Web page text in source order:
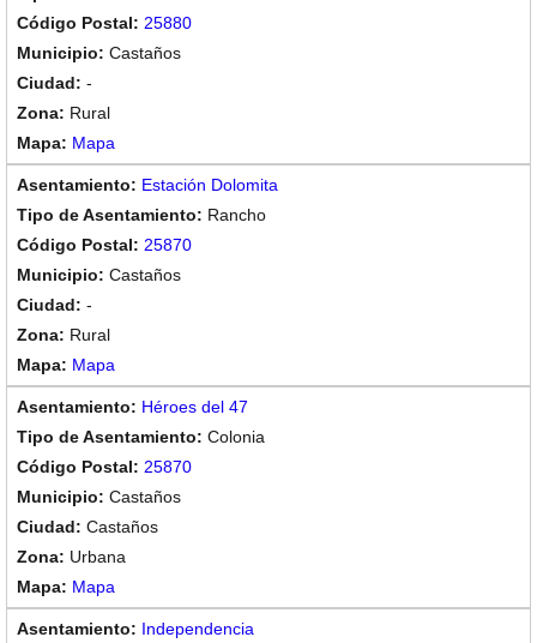
25880
Castaños
-
Rural
Mapa
Estación Dolomita
Rancho
25870
Castaños
-
Rural
Mapa
Héroes del 47
Colonia
25870
Castaños
Castaños
Urbana
Mapa
Independencia